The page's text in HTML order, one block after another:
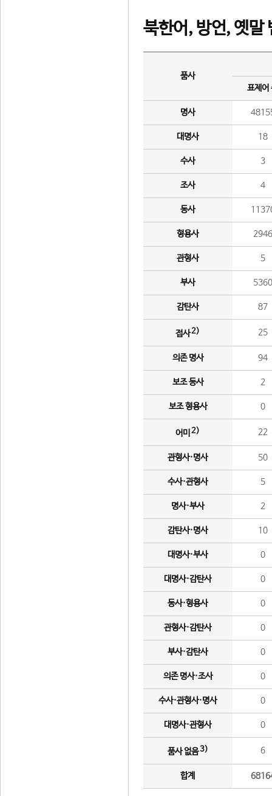
북한어, 방언, 옛말
품사
표제어
명사
대명사 18
수사 3
조사 4
동사
형용사 2946
관형사 5
부사 5360
감탄사 87
접사2) 25
의존 명사 94
보조 동사 2
보조 형용사 0
어미 2) 22
관형사·명사 50
수사·관형사 5
명사·부사 2
감탄사·명사 10
대명사·부사 0
대명사·감탄사 0
동사·형용사 0
관형사·감탄사 0
부사·감탄사 0
의존 명사·조사 0
수사·관형사·명사 0
대명사·관형사 0
품사 없음3) 6
합계